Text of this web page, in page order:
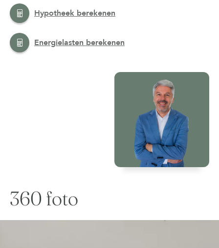
Hypotheek berekenen
Energielasten berekenen
360 foto